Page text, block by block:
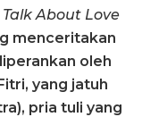
About Love
menceritakan
oleh
yang jatuh
pria tuli yang